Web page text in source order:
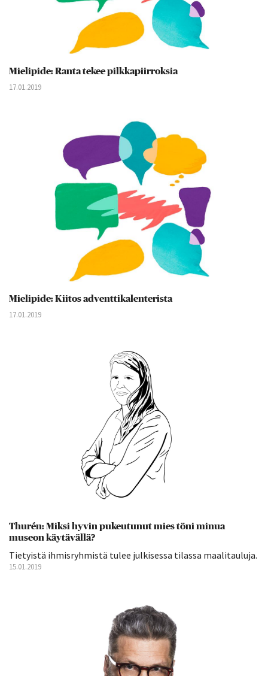
Mielipide: Ranta tekee pilkkapiirroksia
17.01.2019
Mielipide: Kiitos adventtikalenterista
17.01.2019
Thurén: Miksi hyvin pukeutunut mies töni minua
museon käytävällä?
Tietyistä ihmisryhmistä tulee julkisessa tilassa maalitauluja.
15.01.2019